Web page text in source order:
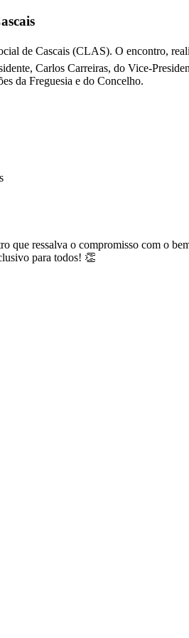
de Cascais (CLAS). O encontro,
Carlos Carreiras, do Vice-
da Freguesia e do Concelho.
que ressalva o compromisso com o
para todos! 👏